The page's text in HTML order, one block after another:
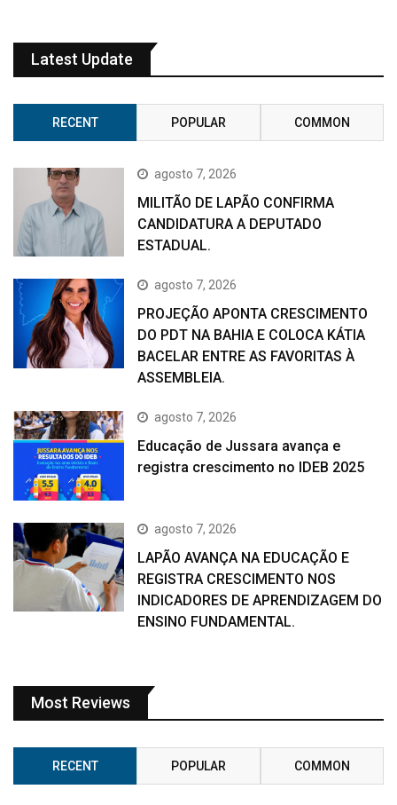
Latest Update
RECENT POPULAR COMMON
agosto 7, 2026
MILITÃO DE LAPÃO CONFIRMA
CANDIDATURA A DEPUTADO
ESTADUAL.
agosto 7, 2026
PROJEÇÃO APONTA CRESCIMENTO
DO PDT NA BAHIA E COLOCA KÁTIA
BACELAR ENTRE AS FAVORITAS À
ASSEMBLEIA.
agosto 7, 2026
Educação de Jussara avança e
registra crescimento no IDEB 2025
agosto 7, 2026
LAPÃO AVANÇA NA EDUCAÇÃO E
REGISTRA CRESCIMENTO NOS
INDICADORES DE APRENDIZAGEM DO
ENSINO FUNDAMENTAL.
Most Reviews
RECENT POPULAR COMMON